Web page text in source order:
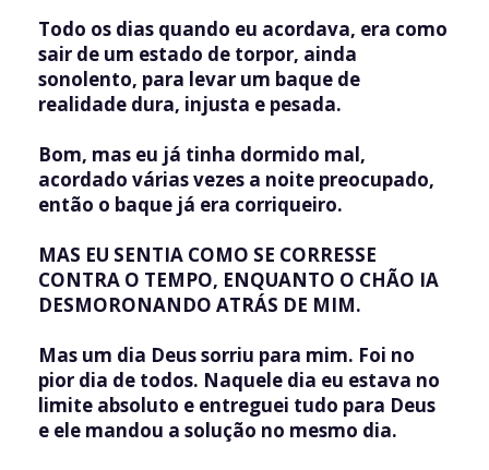
Todo os dias quando eu acordava, era como
sair de um estado de torpor, ainda
sonolento, para levar um baque de
realidade dura, injusta e pesada.
Bom, mas eu já tinha dormido mal,
acordado várias vezes a noite preocupado,
então o baque já era corriqueiro.
MAS EU SENTIA COMO SE CORRESSE
CONTRA O TEMPO, ENQUANTO O CHÃO IA
DESMORONANDO ATRÁS DE MIM.
Mas um dia Deus sorriu para mim. Foi no
pior dia de todos. Naquele dia eu estava no
limite absoluto e entreguei tudo para Deus
e ele mandou a solução no mesmo dia.